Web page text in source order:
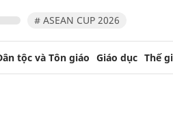
# ASEAN CUP 2026
tộc và Tôn giáo Giáo dục Thế